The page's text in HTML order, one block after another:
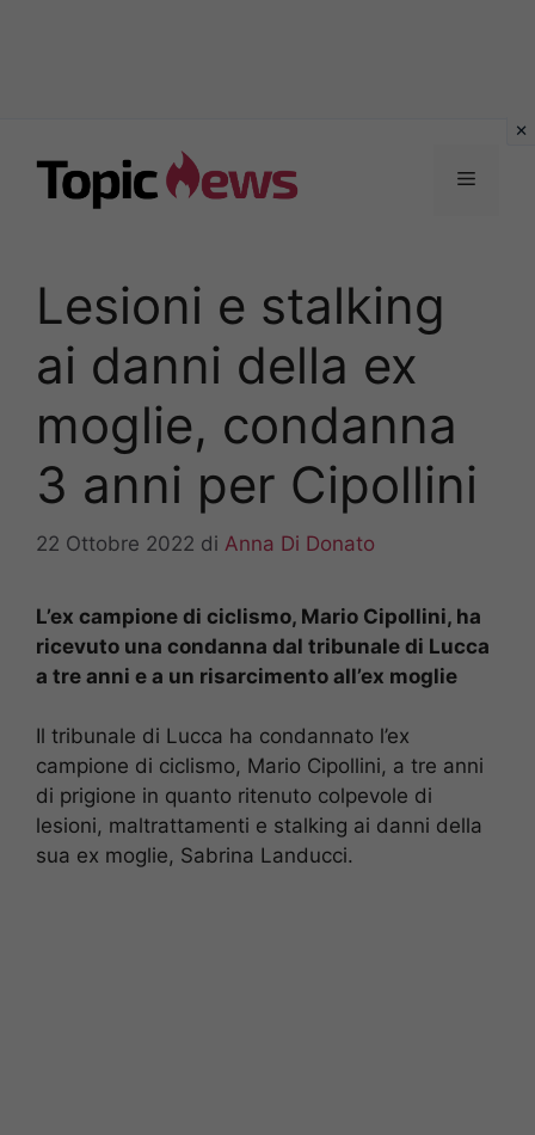
contenuto
Menu
Lesioni e stalking
ai danni della ex
moglie, condanna
3 anni per Cipollini
22 Ottobre 2022 di Anna Di Donato
L’ex campione di ciclismo, Mario Cipollini, ha
ricevuto una condanna dal tribunale di Lucca
a tre anni e a un risarcimento all’ex moglie
Il tribunale di Lucca ha condannato l’ex
campione di ciclismo, Mario Cipollini, a tre anni
di prigione in quanto ritenuto colpevole di
lesioni, maltrattamenti e stalking ai danni della
sua ex moglie, Sabrina Landucci.